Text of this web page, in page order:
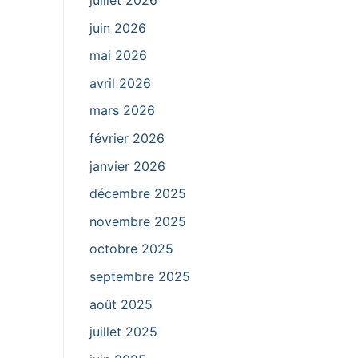
juin 2026
mai 2026
avril 2026
mars 2026
février 2026
janvier 2026
décembre 2025
novembre 2025
octobre 2025
septembre 2025
août 2025
juillet 2025